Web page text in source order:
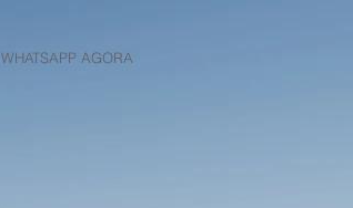
WHATSAPP AGORA